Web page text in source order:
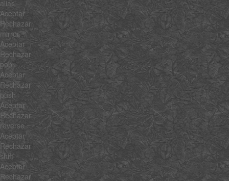
alias
Aceptar
Rechazar
mirror
Aceptar
Rechazar
pop
Aceptar
Rechazar
push
Aceptar
Rechazar
reverse
Aceptar
Rechazar
shift
Aceptar
Rechazar